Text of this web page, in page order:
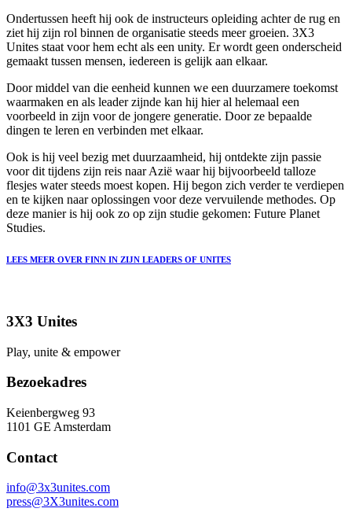
Ondertussen heeft hij ook de instructeurs opleiding achter de rug en
ziet hij zijn rol binnen de organisatie steeds meer groeien. 3X3
Unites staat voor hem echt als een unity. Er wordt geen onderscheid
gemaakt tussen mensen, iedereen is gelijk aan elkaar.
Door middel van die eenheid kunnen we een duurzamere toekomst
waarmaken en als leader zijnde kan hij hier al helemaal een
voorbeeld in zijn voor de jongere generatie. Door ze bepaalde
dingen te leren en verbinden met elkaar.
Ook is hij veel bezig met duurzaamheid, hij ontdekte zijn passie
voor dit tijdens zijn reis naar Azië waar hij bijvoorbeeld talloze
flesjes water steeds moest kopen. Hij begon zich verder te verdiepen
en te kijken naar oplossingen voor deze vervuilende methodes. Op
deze manier is hij ook zo op zijn studie gekomen: Future Planet
Studies.
LEES MEER OVER FINN IN ZIJN LEADERS OF UNITES
3X3 Unites
Play, unite & empower
Bezoekadres
Keienbergweg 93
1101 GE Amsterdam
Contact
info@3x3unites.com
press@3X3unites.com